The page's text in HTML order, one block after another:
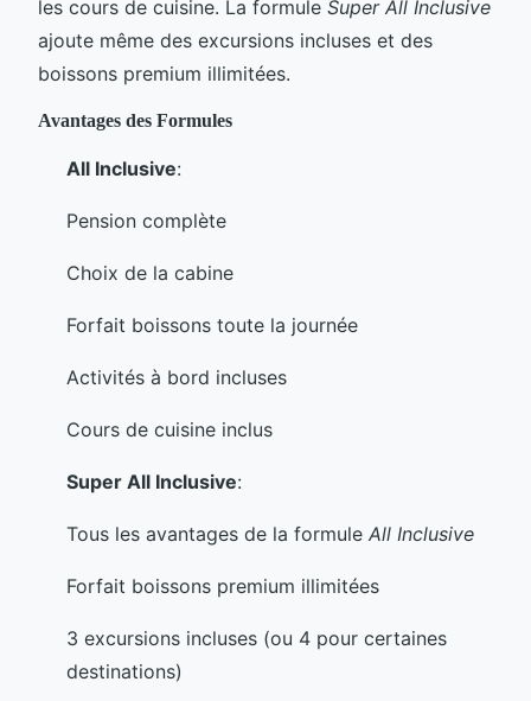
les cours de cuisine. La formule Super All Inclusive
ajoute même des excursions incluses et des
boissons premium illimitées.
Avantages des Formules
All Inclusive:
Pension complète
Choix de la cabine
Forfait boissons toute la journée
Activités à bord incluses
Cours de cuisine inclus
Super All Inclusive:
Tous les avantages de la formule All Inclusive
Forfait boissons premium illimitées
3 excursions incluses (ou 4 pour certaines
destinations)